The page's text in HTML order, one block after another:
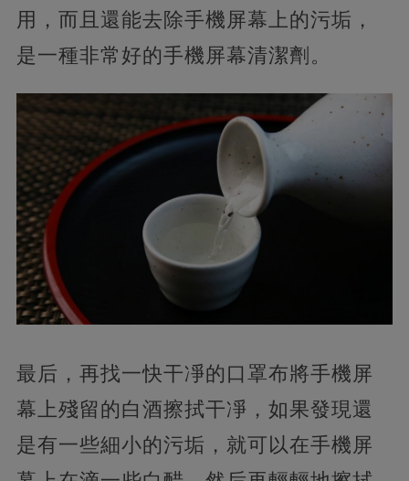
用，而且還能去除手機屏幕上的污垢，
是一種非常好的手機屏幕清潔劑。
最后，再找一快干凈的口罩布將手機屏
幕上殘留的白酒擦拭干凈，如果發現還
是有一些細小的污垢，就可以在手機屏